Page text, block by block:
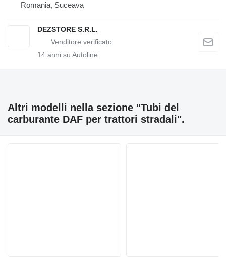
Romania, Suceava
DEZSTORE S.R.L.
14 anni su Autoline
Altri modelli nella sezione "Tubi del
carburante DAF per trattori stradali".